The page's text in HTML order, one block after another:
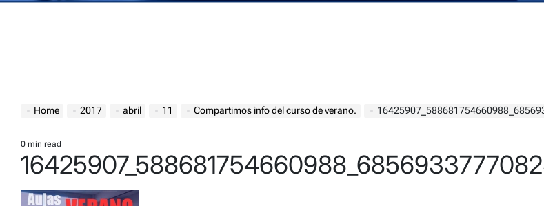
Home 2017 abril 11 Compartimos info del curso de verano.
Estimated
read
time
0 min read